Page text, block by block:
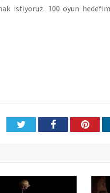
istiyoruz. 100 oyun
TwitterFacebook